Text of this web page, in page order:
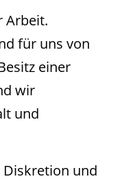
Arbeit.
für uns von
einer
wir
und
Diskretion und